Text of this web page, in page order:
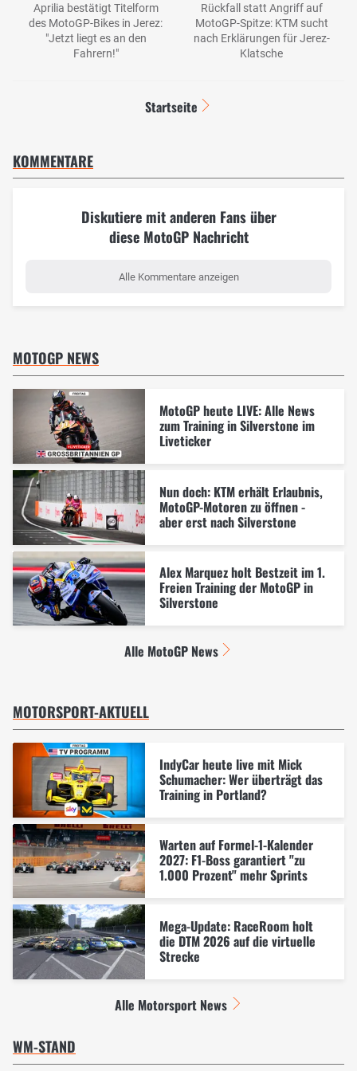
Aprilia bestätigt Titelform
des MotoGP-Bikes in Jerez:
"Jetzt liegt es an den
Fahrern!"
Rückfall statt Angriff auf
MotoGP-Spitze: KTM sucht
nach Erklärungen für Jerez-
Klatsche
Startseite
KOMMENTARE
Diskutiere mit anderen Fans über
diese MotoGP Nachricht
Alle Kommentare anzeigen
MOTOGP NEWS
MotoGP heute LIVE: Alle News
zum Training in Silverstone im
Liveticker
Nun doch: KTM erhält Erlaubnis,
MotoGP-Motoren zu öffnen -
aber erst nach Silverstone
Alex Marquez holt Bestzeit im 1.
Freien Training der MotoGP in
Silverstone
Alle MotoGP News
MOTORSPORT-AKTUELL
IndyCar heute live mit Mick
Schumacher: Wer überträgt das
Training in Portland?
Warten auf Formel-1-Kalender
2027: F1-Boss garantiert "zu
1.000 Prozent" mehr Sprints
Mega-Update: RaceRoom holt
die DTM 2026 auf die virtuelle
Strecke
Alle Motorsport News
WM-STAND